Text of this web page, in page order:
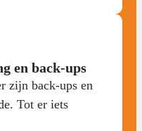
en back-ups
zijn back-ups en
Tot er iets